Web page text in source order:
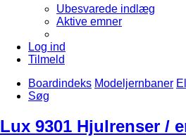
Ubesvarede indlæg
Aktive emner
Log ind
Tilmeld
Boardindeks Modeljernbaner
Søg
Lux 9301 Hjulrenser /